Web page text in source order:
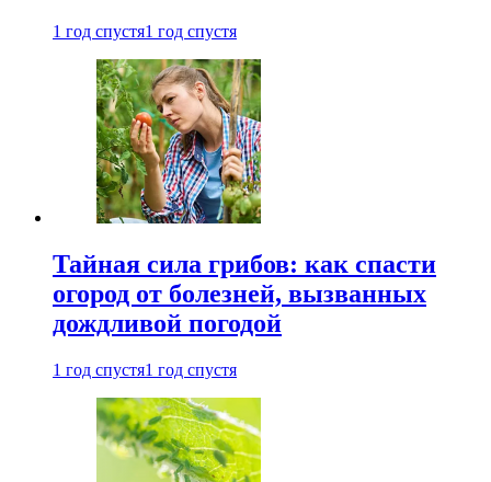
1 год спустя1 год спустя
Тайная сила грибов: как спасти
огород от болезней, вызванных
дождливой погодой
1 год спустя1 год спустя